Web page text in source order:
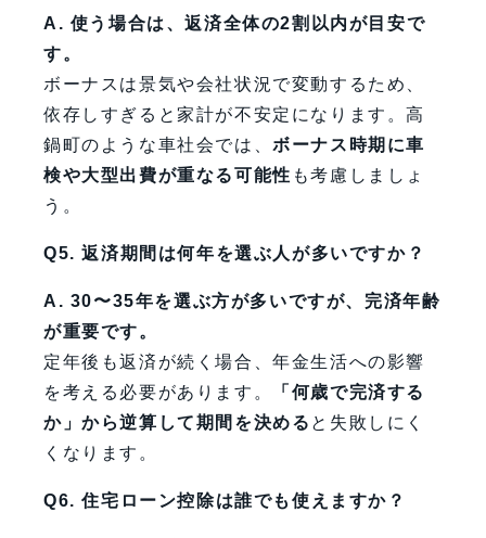
A. 使う場合は、返済全体の2割以内が目安で
す。
ボーナスは景気や会社状況で変動するため、
依存しすぎると家計が不安定になります。高
鍋町のような車社会では、ボーナス時期に車
検や大型出費が重なる可能性 も考慮しましょ
う。
Q5. 返済期間は何年を選ぶ人が多いですか？
A. 30〜35年を選ぶ方が多いですが、完済年齢
が重要です。
定年後も返済が続く場合、年金生活への影響
を考える必要があります。
「何歳で完済する
か」から逆算して期間を決める と失敗しにく
くなります。
Q6. 住宅ローン控除は誰でも使えますか？